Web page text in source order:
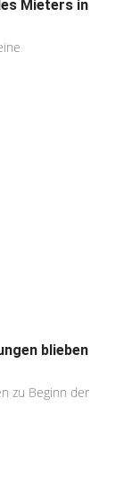
Mieters in
blieben
zu Beginn der